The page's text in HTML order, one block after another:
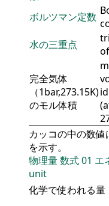
ボルツマン定数
水の三重点
完全気体
（1bar,273.15K)
のモル体積
カッコの中の数
を示す。
物理量数式01 エ
unit
化学で使われる量